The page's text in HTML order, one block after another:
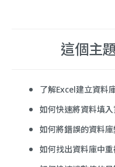
這個主
了解Excel建立資料
如何快速將資料填
如何將錯誤的資料
如何找出資料庫中